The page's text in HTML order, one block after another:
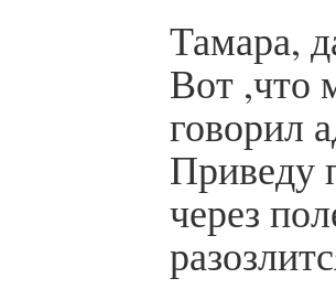
Тамара,
Вот ,что
говорил
Приведу
через